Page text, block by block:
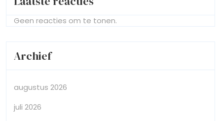
Geen reacties om te tonen.
Archief
augustus 2026
juli 2026